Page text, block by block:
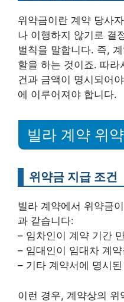
위약금이란 계약 당사
나 이행하지 않기로 결
벌칙을 말합니다. 즉,
할을 하는 것이죠. 따
건과 금액이 명시되어
에 이루어져야 합니다.
빌라 계약 위
위약금 지급 조건
빌라 계약에서 위약금
과 같습니다:
– 임차인이 계약 기간
– 임대인이 임대차 계
– 기타 계약서에 명시
이런 경우, 계약상의 위